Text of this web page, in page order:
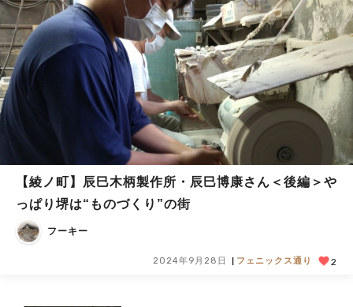
【綾ノ町】辰巳木柄製作所・辰巳博康さん＜後編＞や
っぱり堺は“ものづくり”の街
フーキー
2024年9月28日 フェニックス通り 2